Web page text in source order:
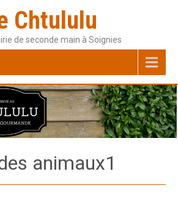
Chtululu
de seconde main à Soignies
animaux1